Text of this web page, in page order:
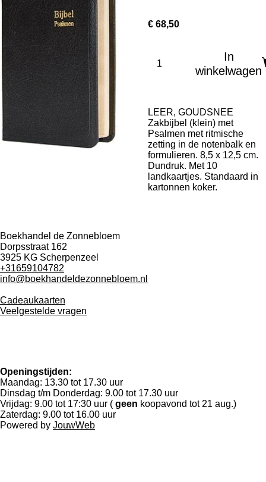
€ 68,50
In
winkelwagen
LEER, GOUDSNEE
Zakbijbel (klein) met
Psalmen met ritmische
zetting in de notenbalk en
formulieren. 8,5 x 12,5 cm.
Dundruk. Met 10
landkaartjes. Standaard in
kartonnen koker.
Boekhandel de Zonnebloem
Dorpsstraat 162
3925 KG Scherpenzeel
+31659104782
info@boekhandeldezonnebloem.nl
Cadeaukaarten
Veelgestelde vragen
Openingstijden:
Maandag: 13.30 tot 17.30 uur
Dinsdag t/m Donderdag: 9.00 tot 17.30 uur
Vrijdag: 9.00 tot 17:30 uur ( geen koopavond tot 21 aug.)
Zaterdag: 9.00 tot 16.00 uur
Powered by JouwWeb